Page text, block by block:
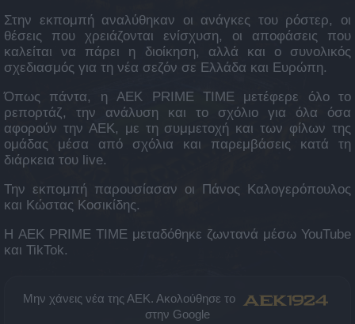
Στην εκπομπή αναλύθηκαν οι ανάγκες του ρόστερ, οι
θέσεις που χρειάζονται ενίσχυση, οι αποφάσεις που
καλείται να πάρει η διοίκηση, αλλά και ο συνολικός
σχεδιασμός για τη νέα σεζόν σε Ελλάδα και Ευρώπη.
Όπως πάντα, η AEK PRIME TIME μετέφερε όλο το
ρεπορτάζ, την ανάλυση και το σχόλιο για όλα όσα
αφορούν την ΑΕΚ, με τη συμμετοχή και των φίλων της
ομάδας μέσα από σχόλια και παρεμβάσεις κατά τη
διάρκεια του live.
Την εκπομπή παρουσίασαν οι Πάνος Καλογερόπουλος
και Κώστας Κοσικίδης.
Η AEK PRIME TIME μεταδόθηκε ζωντανά μέσω YouTube
και TikTok.
Μην χάνεις νέα της ΑΕΚ. Ακολούθησε το
στην Google